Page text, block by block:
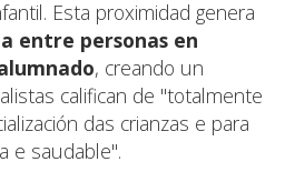
Esta proximidad genera
entre personas en
, creando un
califican de "totalmente
das crianzas e para
e saudable".